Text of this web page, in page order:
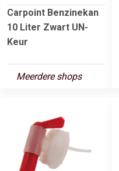
Carpoint Benzinekan
10 Liter Zwart UN-
Keur
Meerdere shops